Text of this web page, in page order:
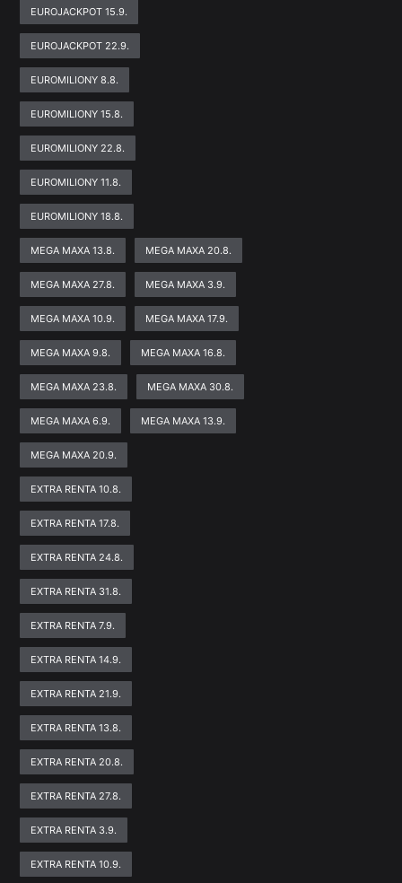
EUROJACKPOT 15.9.
EUROJACKPOT 22.9.
EUROMILIONY 8.8.
EUROMILIONY 15.8.
EUROMILIONY 22.8.
EUROMILIONY 11.8.
EUROMILIONY 18.8.
MEGA MAXA 13.8. MEGA MAXA 20.8.
MEGA MAXA 27.8. MEGA MAXA 3.9.
MEGA MAXA 10.9. MEGA MAXA 17.9.
MEGA MAXA 9.8. MEGA MAXA 16.8.
MEGA MAXA 23.8. MEGA MAXA 30.8.
MEGA MAXA 6.9. MEGA MAXA 13.9.
MEGA MAXA 20.9.
EXTRA RENTA 10.8.
EXTRA RENTA 17.8.
EXTRA RENTA 24.8.
EXTRA RENTA 31.8.
EXTRA RENTA 7.9.
EXTRA RENTA 14.9.
EXTRA RENTA 21.9.
EXTRA RENTA 13.8.
EXTRA RENTA 20.8.
EXTRA RENTA 27.8.
EXTRA RENTA 3.9.
EXTRA RENTA 10.9.